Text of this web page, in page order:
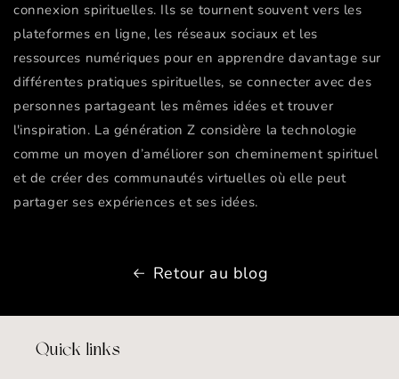
connexion spirituelles. Ils se tournent souvent vers les
plateformes en ligne, les réseaux sociaux et les
ressources numériques pour en apprendre davantage sur
différentes pratiques spirituelles, se connecter avec des
personnes partageant les mêmes idées et trouver
l'inspiration. La génération Z considère la technologie
comme un moyen d’améliorer son cheminement spirituel
et de créer des communautés virtuelles où elle peut
partager ses expériences et ses idées.
Retour au blog
Quick links